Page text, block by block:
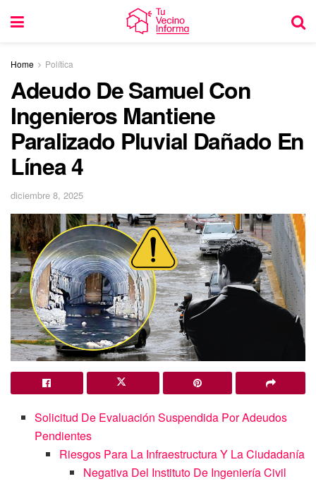
Home Política
Adeudo De Samuel Con
Ingenieros Mantiene
Paralizado Pluvial Dañado En
Línea 4
diciembre 8, 2025
Solicitud De Evaluación Suspendida Por Adeudos
Pendientes
Riesgos Para La Infraestructura Y La Ciudadanía
Negativa Del Instituto De Ingeniería Civil